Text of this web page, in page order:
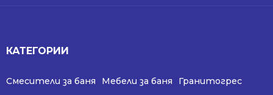
КАТЕГОРИИ
Смесители за баня Мебели за баня
Гранитогрес